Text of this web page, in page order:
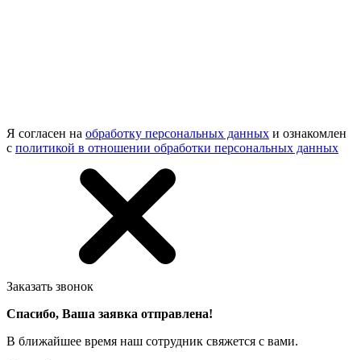
Я согласен на обработку персональных данных и ознакомлен
с политикой в отношении обработки персональных данных
Заказать звонок
Спасибо, Ваша заявка отправлена!
В ближайшее время наш сотрудник свяжется с вами.